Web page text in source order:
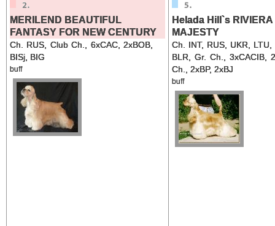
MERILEND BEAUTIFUL
FANTASY FOR NEW CENTURY
Ch. RUS, Club Ch., 6xCAC, 2xBOB,
BISj, BIG
buff
Helada Hill`s RIVIERA
MAJESTY
Ch. INT, RUS, UKR, LTU,
BLR, Gr. Ch., 3xCACIB,
Ch., 2xBP, 2xBJ
buff